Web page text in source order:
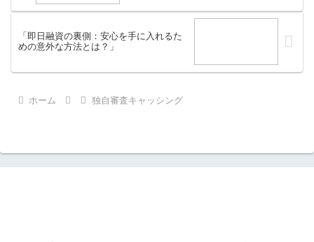
「即日融資の裏側：安心を手に入れるた
めの意外な方法とは？」
ホーム 独自審査キャッシング